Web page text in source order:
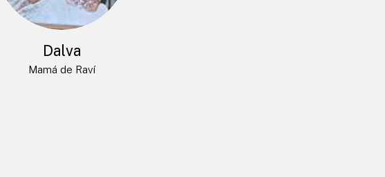
Dalva
Mamá de Raví